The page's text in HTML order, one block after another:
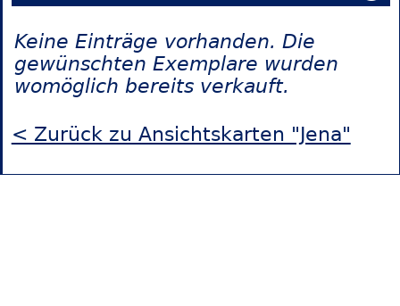
Keine Einträge vorhanden. Die
gewünschten Exemplare wurden
womöglich bereits verkauft.
< Zurück zu Ansichtskarten "Jena"